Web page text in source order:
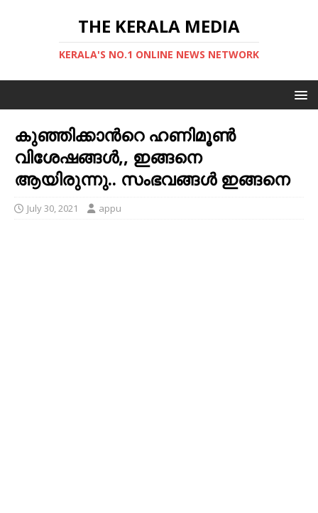
THE KERALA MEDIA
KERALA'S NO.1 ONLINE NEWS NETWORK
കുഞ്ഞിക്കാന്‍റെ ഹണിമൂണ്‍
വിശേഷങ്ങള്‍,, ഇങ്ങനെ
ആയിരുന്നു.. സംഭവങ്ങള്‍ ഇങ്ങനെ
July 30, 2021 appu